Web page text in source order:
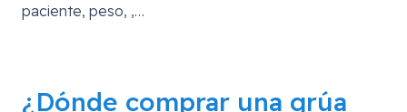
paciente, peso, ,…
¿Dónde comprar una grúa